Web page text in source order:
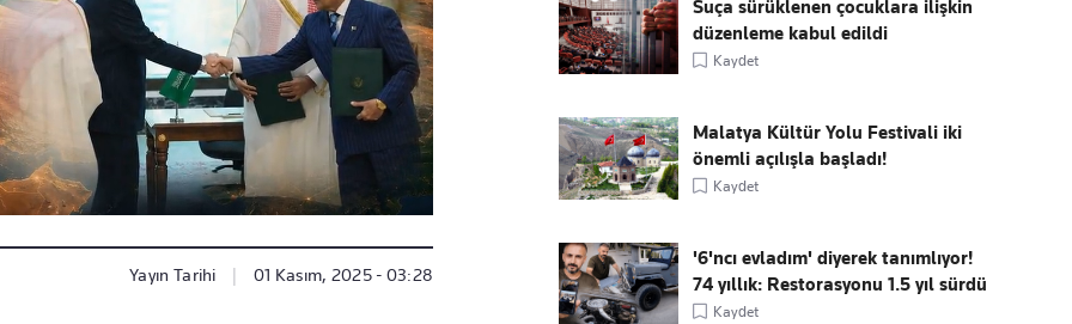
Yayın Tarihi 01 Kasım, 2025 - 03:28
Suça sürüklenen çocuklara ilişkin
düzenleme kabul edildi
Kaydet
Malatya Kültür Yolu Festivali iki
önemli açılışla başladı!
Kaydet
'6'ncı evladım' diyerek tanımlıyor!
74 yıllık: Restorasyonu 1.5 yıl sürdü
Kaydet